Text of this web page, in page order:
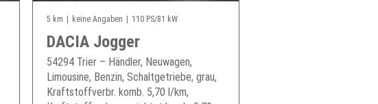
5 km keine Angaben 110 PS/81 kW
DACIA Jogger
54294 Trier – Händler, Neuwagen,
Limousine, Benzin, Schaltgetriebe, grau,
Kraftstoffverbr. komb. 5,70 l/km,